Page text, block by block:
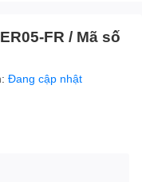
FR / Mã số
Đang cập nhật